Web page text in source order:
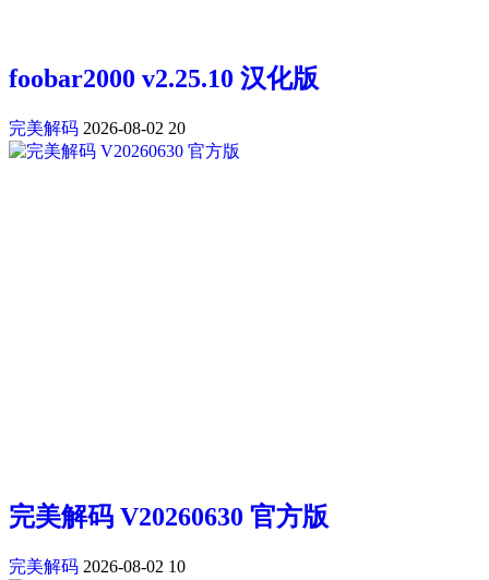
foobar2000 v2.25.10 汉化版
完美解码 2026-08-02 20
完美解码 V20260630 官方版
完美解码 2026-08-02 10